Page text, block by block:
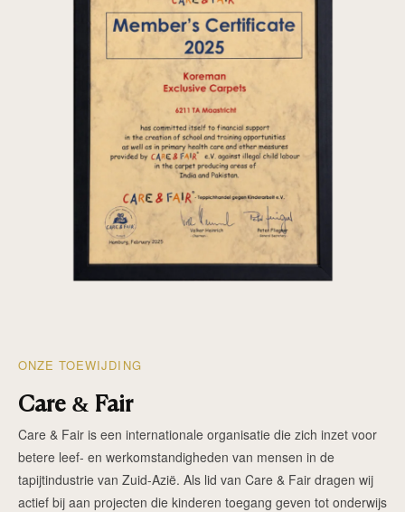
ONZE TOEWIJDING
Care & Fair
Care & Fair is een internationale organisatie die zich inzet voor
betere leef- en werkomstandigheden van mensen in de
tapijtindustrie van Zuid-Azië. Als lid van Care & Fair dragen wij
actief bij aan projecten die kinderen toegang geven tot onderwijs